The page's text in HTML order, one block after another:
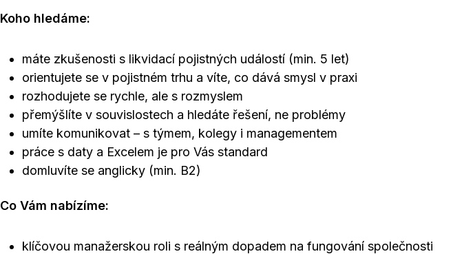
Koho hledáme:
máte zkušenosti s likvidací pojistných událostí (min. 5 let)
orientujete se v pojistném trhu a víte, co dává smysl v praxi
rozhodujete se rychle, ale s rozmyslem
přemýšlíte v souvislostech a hledáte řešení, ne problémy
umíte komunikovat – s týmem, kolegy i managementem
práce s daty a Excelem je pro Vás standard
domluvíte se anglicky (min. B2)
Co Vám nabízíme:
klíčovou manažerskou roli s reálným dopadem na fungování společnosti